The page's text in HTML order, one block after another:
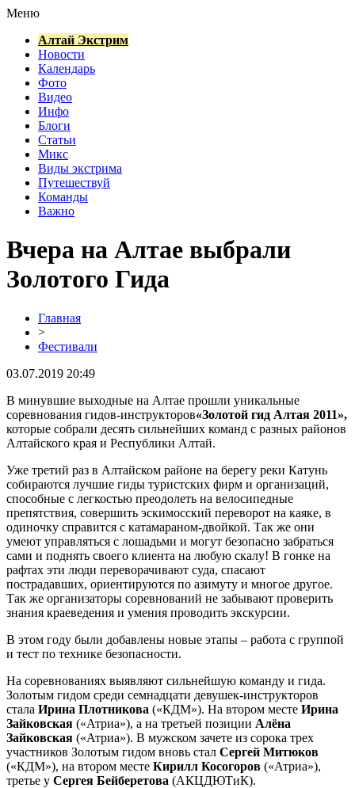
Меню
Алтай Экстрим
Новости
Календарь
Фото
Видео
Инфо
Блоги
Статьи
Микс
Виды экстрима
Путешествуй
Команды
Важно
Вчера на Алтае выбрали
Золотого Гида
Главная
>
Фестивали
03.07.2019 20:49
В минувшие выходные на Алтае прошли уникальные
соревнования гидов-инструкторов«Золотой гид Алтая 2011»,
которые собрали десять сильнейших команд с разных районов
Алтайского края и Республики Алтай.
Уже третий раз в Алтайском районе на берегу реки Катунь
собираются лучшие гиды туристских фирм и организаций,
способные с легкостью преодолеть на велосипедные
препятствия, совершить эскимосский переворот на каяке, в
одиночку справится с катамараном-двойкой. Так же они
умеют управляться с лошадьми и могут безопасно забраться
сами и поднять своего клиента на любую скалу! В гонке на
рафтах эти люди переворачивают суда, спасают
пострадавших, ориентируются по азимуту и многое другое.
Так же организаторы соревнований не забывают проверить
знания краеведения и умения проводить экскурсии.
В этом году были добавлены новые этапы – работа с группой
и тест по технике безопасности.
На соревнованиях выявляют сильнейшую команду и гида.
Золотым гидом среди семнадцати девушек-инструкторов
стала Ирина Плотникова («КДМ»). На втором месте Ирина
Зайковская («Атриа»), а на третьей позиции Алёна
Зайковская («Атриа»). В мужском зачете из сорока трех
участников Золотым гидом вновь стал Сергей Митюков
(«КДМ»), на втором месте Кирилл Косогоров («Атриа»),
третье у Сергея Бейберетова (АКЦДЮТиК).